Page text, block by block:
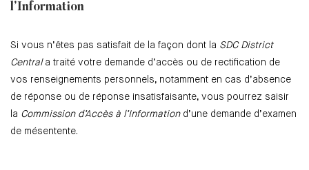
l’Information
Si vous n’êtes pas satisfait de la façon dont la SDC District
Centrala traité votre demande d’accès ou de rectification de
vos renseignements personnels, notamment en cas d’absence
de réponse ou de réponse insatisfaisante, vous pourrez saisir
la Commission d’Accès à l’Informationd’une demande d’examen
de mésentente.